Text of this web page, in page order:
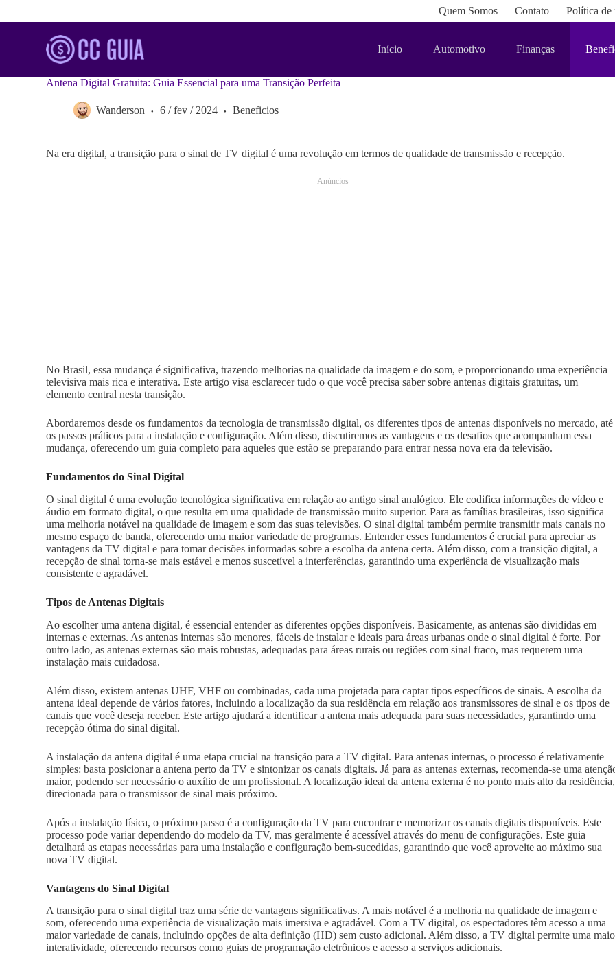
k
o
Quem Somos Contato Política de
Início Automotivo Finanças
Antena Digital Gratuita: Guia Essencial para uma Transição Perfeita
Wanderson 6 / fev / 2024 Beneficios
Na era digital, a transição para o sinal de TV digital é uma revolução em termos de qualidade de transmissão e recepção.
Anúncios
No Brasil, essa mudança é significativa, trazendo melhorias na qualidade da imagem e do som, e proporcionando uma experiência
televisiva mais rica e interativa. Este artigo visa esclarecer tudo o que você precisa saber sobre antenas digitais gratuitas, um
elemento central nesta transição.
Abordaremos desde os fundamentos da tecnologia de transmissão digital, os diferentes tipos de antenas disponíveis no mercado, até
os passos práticos para a instalação e configuração. Além disso, discutiremos as vantagens e os desafios que acompanham essa
mudança, oferecendo um guia completo para aqueles que estão se preparando para entrar nessa nova era da televisão.
Fundamentos do Sinal Digital
O sinal digital é uma evolução tecnológica significativa em relação ao antigo sinal analógico. Ele codifica informações de vídeo e
áudio em formato digital, o que resulta em uma qualidade de transmissão muito superior. Para as famílias brasileiras, isso significa
uma melhoria notável na qualidade de imagem e som das suas televisões. O sinal digital também permite transmitir mais canais no
mesmo espaço de banda, oferecendo uma maior variedade de programas. Entender esses fundamentos é crucial para apreciar as
vantagens da TV digital e para tomar decisões informadas sobre a escolha da antena certa. Além disso, com a transição digital, a
recepção de sinal torna-se mais estável e menos suscetível a interferências, garantindo uma experiência de visualização mais
consistente e agradável.
Tipos de Antenas Digitais
Ao escolher uma antena digital, é essencial entender as diferentes opções disponíveis. Basicamente, as antenas são divididas em
internas e externas. As antenas internas são menores, fáceis de instalar e ideais para áreas urbanas onde o sinal digital é forte. Por
outro lado, as antenas externas são mais robustas, adequadas para áreas rurais ou regiões com sinal fraco, mas requerem uma
instalação mais cuidadosa.
Além disso, existem antenas UHF, VHF ou combinadas, cada uma projetada para captar tipos específicos de sinais. A escolha da
antena ideal depende de vários fatores, incluindo a localização da sua residência em relação aos transmissores de sinal e os tipos de
canais que você deseja receber. Este artigo ajudará a identificar a antena mais adequada para suas necessidades, garantindo uma
recepção ótima do sinal digital.
A instalação da antena digital é uma etapa crucial na transição para a TV digital. Para antenas internas, o processo é relativamente
simples: basta posicionar a antena perto da TV e sintonizar os canais digitais. Já para as antenas externas, recomenda-se uma
maior, podendo ser necessário o auxílio de um profissional. A localização ideal da antena externa é no ponto mais alto da residência,
direcionada para o transmissor de sinal mais próximo.
Após a instalação física, o próximo passo é a configuração da TV para encontrar e memorizar os canais digitais disponíveis. Este
processo pode variar dependendo do modelo da TV, mas geralmente é acessível através do menu de configurações. Este guia
detalhará as etapas necessárias para uma instalação e configuração bem-sucedidas, garantindo que você aproveite ao máximo sua
nova TV digital.
Vantagens do Sinal Digital
A transição para o sinal digital traz uma série de vantagens significativas. A mais notável é a melhoria na qualidade de imagem e
som, oferecendo uma experiência de visualização mais imersiva e agradável. Com a TV digital, os espectadores têm acesso a uma
maior variedade de canais, incluindo opções de alta definição (HD) sem custo adicional. Além disso, a TV digital permite uma
interatividade, oferecendo recursos como guias de programação eletrônicos e acesso a serviços adicionais.